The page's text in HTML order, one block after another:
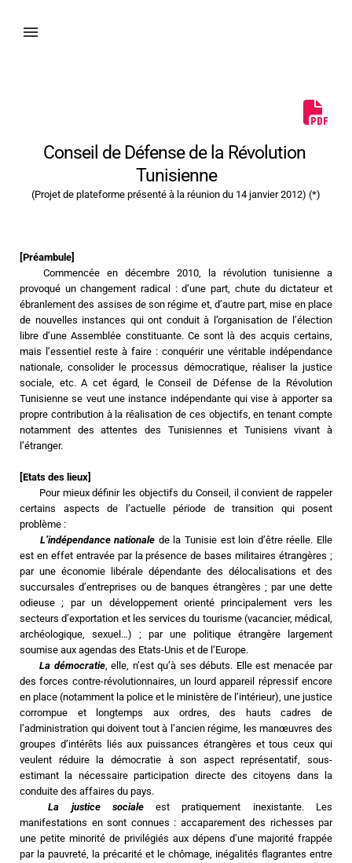
Conseil de Défense de la Révolution
Tunisienne
(Projet de plateforme présenté à la réunion du 14 janvier 2012) (*)
[Préambule]
provoqué un changement radical : d’une part, chute du dictateur et
ébranlement des assises de son régime et, d’autre part, mise en place
de nouvelles instances qui ont conduit à l’organisation de l’élection
libre d’une Assemblée constituante. Ce sont là des acquis certains,
mais l’essentiel reste à faire : conquérir une véritable indépendance
nationale, consolider le processus démocratique, réaliser la justice
sociale, etc. A cet égard, le Conseil de Défense de la Révolution
Tunisienne se veut une instance indépendante qui vise à apporter sa
propre contribution à la réalisation de ces objectifs, en tenant compte
notamment des attentes des Tunisiennes et Tunisiens vivant à
l’étranger.
[Etats des lieux]
certains aspects de l’actuelle période de transition qui posent
problème :
L’indépendance nationale de la Tunisie est loin d’être réelle. Elle
est en effet entravée par la présence de bases militaires étrangères ;
par une économie libérale dépendante des délocalisations et des
succursales d’entreprises ou de banques étrangères ; par une dette
odieuse ; par un développement orienté principalement vers les
secteurs d’exportation et les services du tourisme (vacancier, médical,
archéologique, sexuel…) ; par une politique étrangère largement
soumise aux agendas des Etats-Unis et de l’Europe.
La démocratie, elle, n’est qu’à ses débuts. Elle est menacée par
des forces contre-révolutionnaires, un lourd appareil répressif encore
en place (notamment la police et le ministère de l’intérieur), une justice
corrompue et longtemps aux ordres, des hauts cadres de
l’administration qui doivent tout à l’ancien régime, les manœuvres des
groupes d’intérêts liés aux puissances étrangères et tous ceux qui
veulent réduire la démocratie à son aspect représentatif, sous-
estimant la nécessaire participation directe des citoyens dans la
conduite des affaires du pays.
La justice sociale est pratiquement inexistante. Les
manifestations en sont connues : accaparement des richesses par
une petite minorité de privilégiés aux dépens d’une majorité frappée
par la pauvreté, la précarité et le chômage, inégalités flagrantes entre